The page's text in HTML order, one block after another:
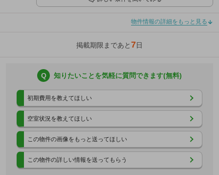
物件情報の詳細をもっと見る
掲載期限まであと7日
Q 知りたいことを気軽に質問できます(無料)
初期費用を教えてほしい
空室状況を教えてほしい
この物件の画像をもっと送ってほしい
この物件の詳しい情報を送ってもらう